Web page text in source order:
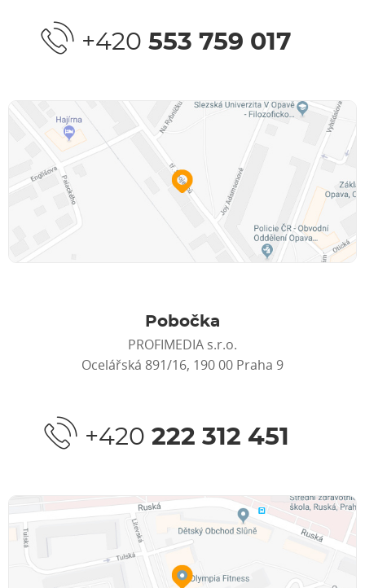
+420 553 759 017
Pobočka
PROFIMEDIA s.r.o.
Ocelářská 891/16, 190 00 Praha 9
+420 222 312 451